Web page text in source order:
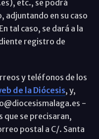
etc., se podrá
en su caso
tal caso, se dará a la
registro de
y teléfonos de los
de la Diócesis, y,
-
se precisaran,
postal a C/. Santa